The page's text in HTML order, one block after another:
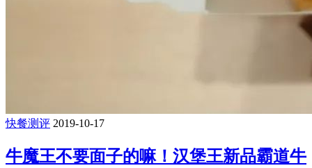
快餐测评 2019-10-17
牛魔王不要面子的嘛！汉堡王新品霸道牛